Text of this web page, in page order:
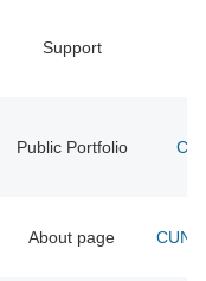
Support
Public Portfolio
About page